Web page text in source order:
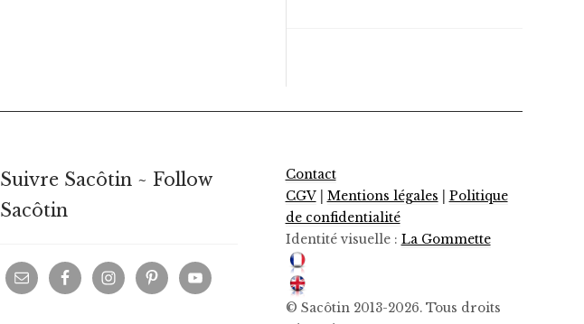
Suivre Sacôtin ~ Follow
Sacôtin
Contact
CGV| Mentions légales
Politique
de confidentialité
Identité visuelle : La Gommette
© Sacôtin 2013-2026. Tous droits